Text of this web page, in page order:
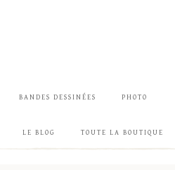
BANDES DESSINÉES PHOTO
LE BLOG TOUTE LA BOUTIQUE